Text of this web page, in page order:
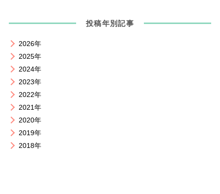
投稿年別記事
2026年
2025年
2024年
2023年
2022年
2021年
2020年
2019年
2018年